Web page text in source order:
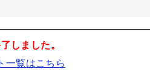
しました。
一覧はこちら